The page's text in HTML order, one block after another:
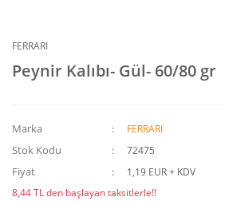
FERRARI
Peynir Kalıbı- Gül- 60/80 gr
Marka FERRARI
Stok Kodu 72475
Fiyat
1,19 EUR + KDV
8,44 TL den başlayan taksitlerle!!